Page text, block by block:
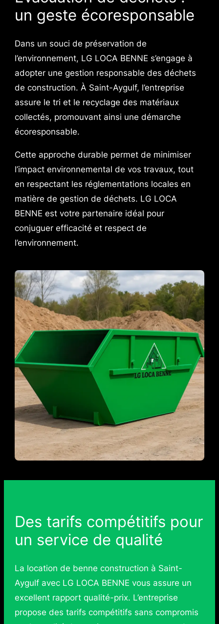
un geste écoresponsable
Dans un souci de préservation de
l’environnement, LG LOCA BENNE s’engage à
adopter une gestion responsable des déchets
de construction. À Saint-Aygulf, l’entreprise
assure le tri et le recyclage des matériaux
collectés, promouvant ainsi une démarche
écoresponsable.
Cette approche durable permet de minimiser
l’impact environnemental de vos travaux, tout
en respectant les réglementations locales en
matière de gestion de déchets. LG LOCA
BENNE est votre partenaire idéal pour
conjuguer efficacité et respect de
l’environnement.
Des tarifs compétitifs pour
un service de qualité
La location de benne construction à Saint-
Aygulf avec LG LOCA BENNE vous assure un
excellent rapport qualité-prix. L’entreprise
propose des tarifs compétitifs sans compromis